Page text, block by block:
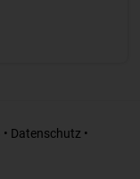
• Datenschutz •